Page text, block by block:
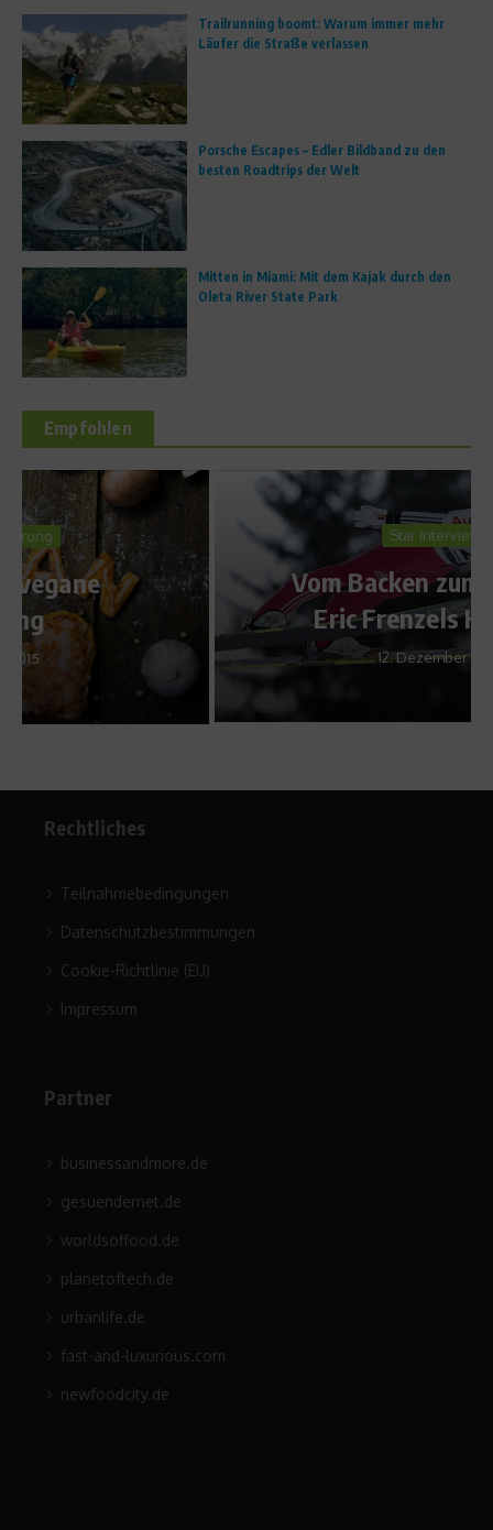
Trailrunning boomt: Warum immer mehr
Läufer die Straße verlassen
Porsche Escapes – Edler Bildband zu den
besten Roadtrips der Welt
Mitten in Miami: Mit dem Kajak durch den
Oleta River State Park
Empfohlen
Star Interviews
Vom Backen zum Backen –
Eric Frenzels Kolumne
12. Dezember 2014
Rechtliches
Teilnahmebedingungen
Datenschutzbestimmungen
Cookie-Richtlinie (EU)
Impressum
Partner
businessandmore.de
gesuendernet.de
worldsoffood.de
planetoftech.de
urbanlife.de
fast-and-luxurious.com
newfoodcity.de